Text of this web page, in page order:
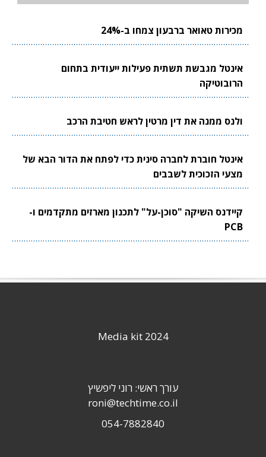
מכירות טאואר ברבעון צמחו ב-24%
אינטל מגבשת תשתית פעילות ייעודית בתחום
הרובוטיקה
ולנס ממנה את דין מרטין לראש חטיבת הרכב
אינטל חוברת לחברה סינית כדי לפתח את הדור הבא של
מצעי הזכוכית לשבבים
קיידנס השיקה "סוכן-על" לתכנון מארזים מתקדמים ו-
PCB
Media kit 2024
עורך ראשי: רוני ליפשיץ
roni@techtime.co.il
054-7882840